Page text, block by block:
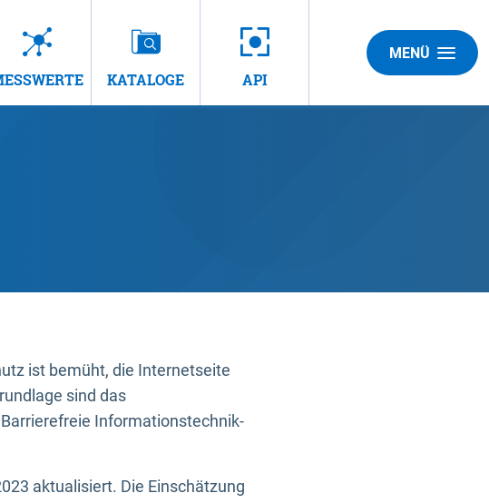
KATALOGE API
MENÜ
ist bemüht, die Internetseite
sind das
Informationstechnik-
aktualisiert. Die Einschätzung